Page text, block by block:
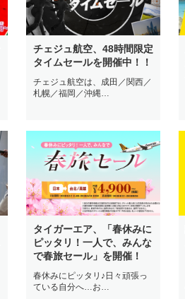
チェジュ航空、48時間限定
タイムセールを開催中！！
チェジュ航空は、成田／関西／
札幌／福岡／沖縄…
タイガーエア、「春休みに
ピッタリ！一人で、みんな
で春旅セール」を開催！
春休みにピッタリ♪日々頑張っ
ている自分へ…お…